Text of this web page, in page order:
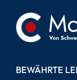
BEWÄHRTE